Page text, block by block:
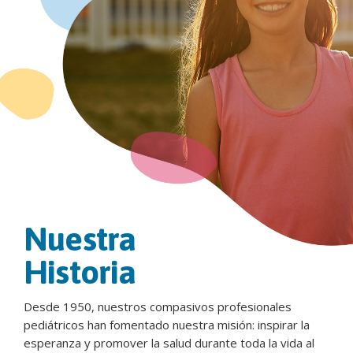
Nuestra
Historia
Desde 1950, nuestros compasivos profesionales
pediátricos han fomentado nuestra misión: inspirar la
esperanza y promover la salud durante toda la vida al